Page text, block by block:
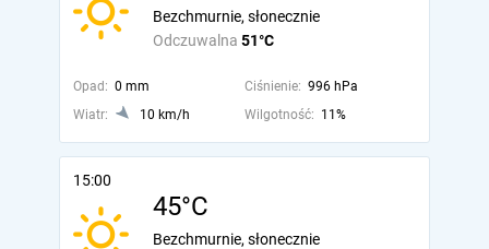
Odczuwalna 51°C
Bezchmurnie, słonecznie
Opad: 0 mm Ciśnienie: 996 hPa
Wiatr:
10 km/h Wilgotność: 11%
15:00
45°C
Bezchmurnie, słonecznie